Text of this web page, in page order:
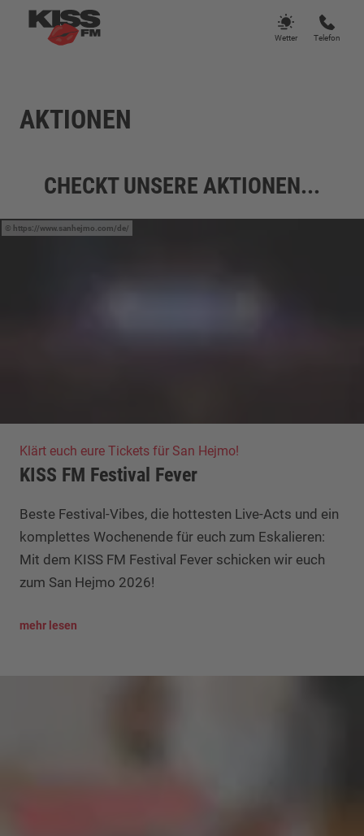
Wetter Telefon
AKTIONEN
CHECKT UNSERE AKTIONEN...
https://www.sanhejmo.com/de/
Klärt euch eure Tickets für San Hejmo!
KISS FM Festival Fever
Beste Festival-Vibes, die hottesten Live-Acts und ein
komplettes Wochenende für euch zum Eskalieren:
Mit dem KISS FM Festival Fever schicken wir euch
zum San Hejmo 2026!
mehr lesen